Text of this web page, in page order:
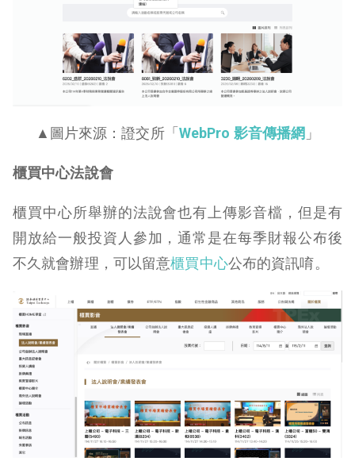
▲圖片來源：證交所「WebPro 影音傳播網 」
櫃買中心法說會
櫃買中心所舉辦的法說會也有上傳影音檔，但是有
開放給一般投資人參加，通常是在每季財報公布後
不久就會辦理，可以留意櫃買中心公布的資訊唷。